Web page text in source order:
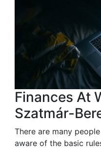
Finances At
Szatmár-
There are many
aware of the basic